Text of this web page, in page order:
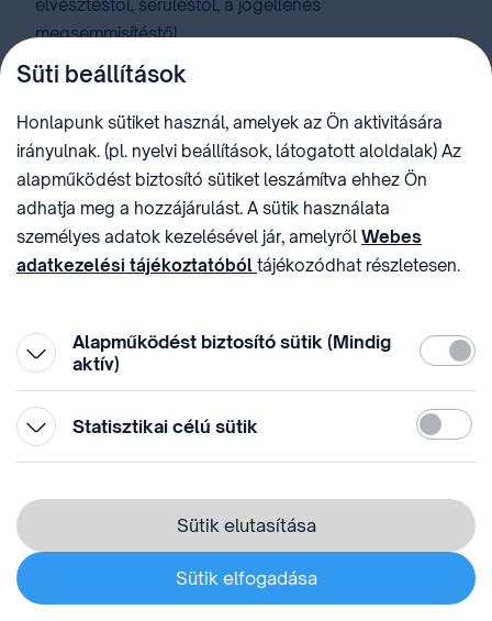
elvesztéstől, sérüléstől, a jogellenes
megsemmisítéstől.
kódok elleni védelemmel (pl. vírusvédelem) védi a
belső hálózatait a külső támadásoktól.Az SZTNH
által működtetett informatikai rendszerekhez,
adatbázisokhoz az elengedhetetlen külső elérést
titkosított adatkapcsolaton keresztül valósítja meg
(VPN).
eszközei, szoftverei folyamatosan megfeleljenek a
piaci működésben általánosan elfogadott
technológiai megoldásoknak.
Az SZTNH a fejlesztések során olyan rendszereket
kontrollálhatók és nyomon követhetők a végzett
műveletek és észlelhetők a bekövetkezett incidensek
(például a jogosulatlan hozzáférés).
Süti beállítások
Honlapunk sütiket használ, amelyek az Ön aktivitására
irányulnak. (pl. nyelvi beállítások, látogatott aloldalak) Az
alapműködést biztosító sütiket leszámítva ehhez Ön
adhatja meg a hozzájárulást. A sütik használata
személyes adatok kezelésével jár, amelyről Webes
adatkezelési tájékoztatóból tájékozódhat részletesen.
Alapműködést biztosító sütik (Mindig
aktív)
Statisztikai célú sütik
Sütik elutasítása
Sütik elfogadása